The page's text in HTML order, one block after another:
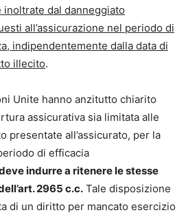
dal danneggiato
all’assicurazione nel periodo di
indipendentemente dalla data di
illecito.
Unite hanno anzitutto chiarito
assicurativa sia limitata alle
presentate all’assicurato, per la
di efficacia
indurre a ritenere le stesse
2965 c.c. Tale disposizione
di un diritto per mancato esercizio